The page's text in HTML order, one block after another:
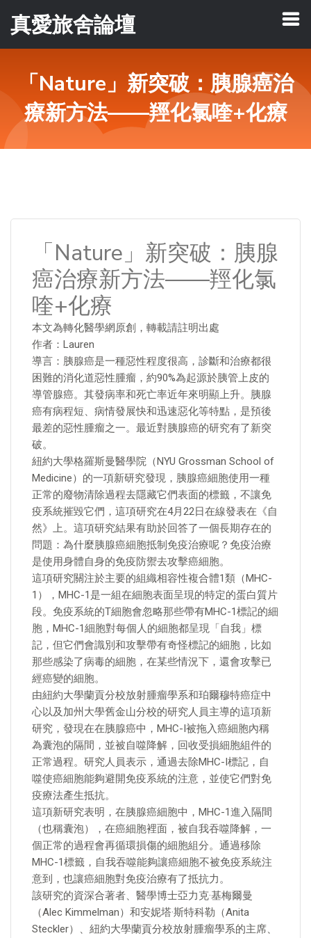
真愛旅舍論壇
「Nature」新突破：胰腺癌治
療新方法——羥化氯喹+化療
「Nature」新突破：胰腺
癌治療新方法——羥化氯
喹+化療
本文為轉化醫學網原創，轉載請註明出處
作者：Lauren
導言：胰腺癌是一種惡性程度很高，診斷和治療都很
困難的消化道惡性腫瘤，約90%為起源於胰管上皮的
導管腺癌。其發病率和死亡率近年來明顯上升。胰腺
癌有病程短、病情發展快和迅速惡化等特點，是預後
最差的惡性腫瘤之一。最近對胰腺癌的研究有了新突
破。
紐約大學格羅斯曼醫學院（NYU Grossman School of
Medicine）的一項新研究發現，胰腺癌細胞使用一種
正常的廢物清除過程去隱藏它們表面的標籤，不讓免
疫系統摧毀它們，這項研究在4月22日在線發表在《自
然》上。這項研究結果有助於回答了一個長期存在的
問題：為什麼胰腺癌細胞抵制免疫治療呢？免疫治療
是使用身體自身的免疫防禦去攻擊癌細胞。
這項研究關注於主要的組織相容性複合體1類（MHC-
1），MHC-1是一組在細胞表面呈現的特定的蛋白質片
段。免疫系統的T細胞會忽略那些帶有MHC-1標記的細
胞，MHC-1細胞對每個人的細胞都呈現「自我」標
記，但它們會識別和攻擊帶有奇怪標記的細胞，比如
那些感染了病毒的細胞，在某些情況下，還會攻擊已
經癌變的細胞。
由紐約大學蘭貢分校放射腫瘤學系和珀爾穆特癌症中
心以及加州大學舊金山分校的研究人員主導的這項新
研究，發現在在胰腺癌中，MHC-I被拖入癌細胞內稱
為囊泡的隔間，並被自噬降解，回收受損細胞組件的
正常過程。研究人員表示，通過去除MHC-I標記，自
噬使癌細胞能夠避開免疫系統的注意，並使它們對免
疫療法產生抵抗。
這項新研究表明，在胰腺癌細胞中，MHC-1進入隔間
（也稱囊泡），在癌細胞裡面，被自我吞噬降解，一
個正常的過程會再循環損傷的細胞組分。通過移除
MHC-1標籤，自我吞噬能夠讓癌細胞不被免疫系統注
意到，也讓癌細胞對免疫治療有了抵抗力。
該研究的資深合著者、醫學博士亞力克·基梅爾曼
（Alec Kimmelman）和安妮塔·斯特科勒（Anita
Steckler）、紐約大學蘭貢分校放射腫瘤學系的主席、